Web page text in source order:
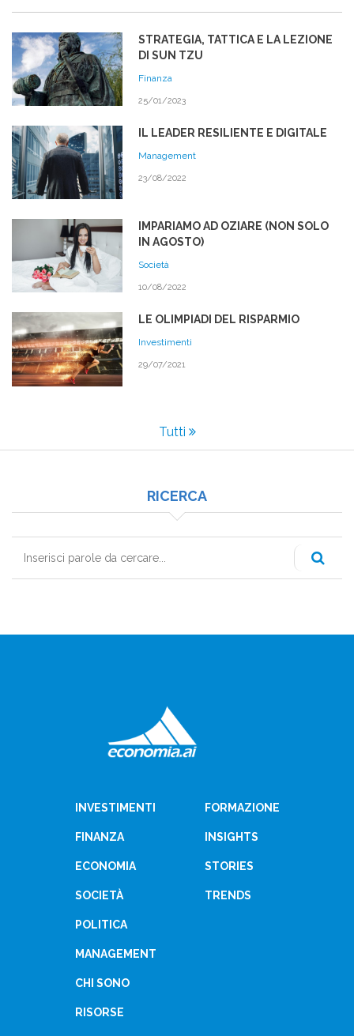
STRATEGIA, TATTICA E LA LEZIONE
DI SUN TZU
Finanza
25/01/2023
IL LEADER RESILIENTE E DIGITALE
Management
23/08/2022
IMPARIAMO AD OZIARE (NON SOLO
IN AGOSTO)
Società
10/08/2022
LE OLIMPIADI DEL RISPARMIO
Investimenti
29/07/2021
Tutti
RICERCA
INVESTIMENTI
FINANZA
ECONOMIA
SOCIETÀ
POLITICA
MANAGEMENT
CHI SONO
RISORSE
FORMAZIONE
INSIGHTS
STORIES
TRENDS